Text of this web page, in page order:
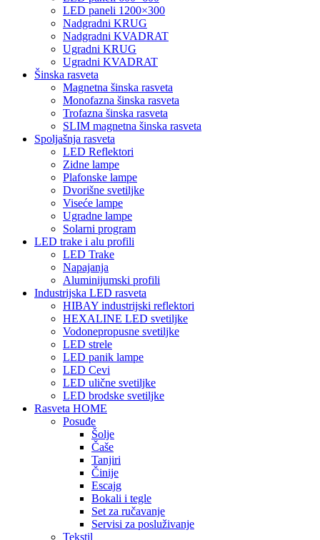
LED paneli 1200×300
Nadgradni KRUG
Nadgradni KVADRAT
Ugradni KRUG
Ugradni KVADRAT
Šinska rasveta
Magnetna šinska rasveta
Monofazna šinska rasveta
Trofazna šinska rasveta
SLIM magnetna šinska rasveta
Spoljašnja rasveta
LED Reflektori
Zidne lampe
Plafonske lampe
Dvorišne svetiljke
Viseće lampe
Ugradne lampe
Solarni program
LED trake i alu profili
LED Trake
Napajanja
Aluminijumski profili
Industrijska LED rasveta
HIBAY industrijski reflektori
HEXALINE LED svetiljke
Vodonepropusne svetiljke
LED strele
LED panik lampe
LED Cevi
LED ulične svetiljke
LED brodske svetiljke
Rasveta HOME
Posuđe
Šolje
Čaše
Tanjiri
Činije
Escajg
Bokali i tegle
Set za ručavanje
Servisi za posluživanje
Tekstil